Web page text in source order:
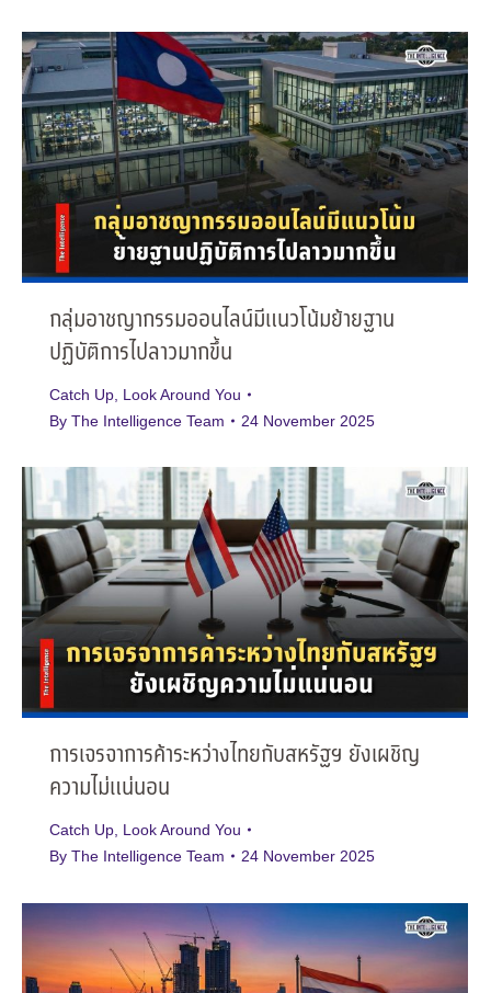
กลุ่มอาชญากรรมออนไลน์มีแนวโน้มย้ายฐาน
ปฏิบัติการไปลาวมากขึ้น
Catch Up Look Around You
By The Intelligence Team 24 November 2025
การเจรจาการค้าระหว่างไทยกับสหรัฐฯ ยังเผชิญ
ความไม่แน่นอน
Catch Up Look Around You
By The Intelligence Team 24 November 2025